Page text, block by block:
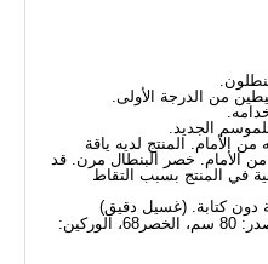
من الدرجة الأولى.
الجديد.
المنتج لديه ياقة
الأمام. خصر البنطال مرن. قد
في المنتج بسبب التقاط
الطول: 165 سم، الصدر: 80 سم، الخصر68، الوركين: